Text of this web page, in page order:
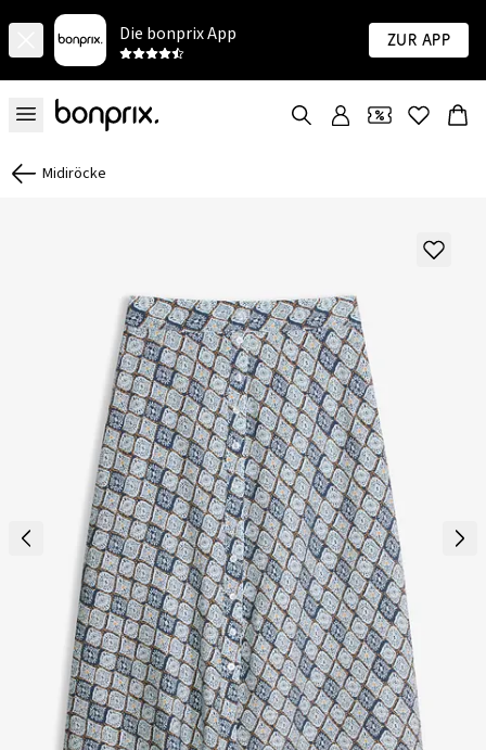
Die bonprix App Zur App
Midiröcke